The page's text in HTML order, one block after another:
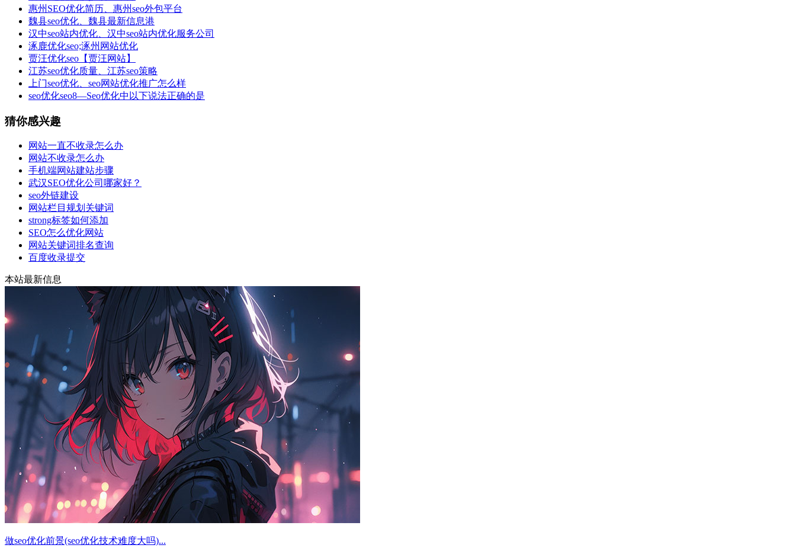
惠州SEO优化简历、惠州seo外包平台
魏县seo优化、魏县最新信息港
汉中seo站内优化、汉中seo站内优化服务公司
涿鹿优化seo;涿州网站优化
贾汪优化seo【贾汪网站】
江苏seo优化质量、江苏seo策略
上门seo优化、seo网站优化推广怎么样
seo优化seo8—Seo优化中以下说法正确的是
猜你感兴趣
网站一直不收录怎么办
网站不收录怎么办
手机端网站建站步骤
武汉SEO优化公司哪家好？
seo外链建设
网站栏目规划关键词
strong标签如何添加
SEO怎么优化网站
网站关键词排名查询
百度收录提交
本站最新信息
做seo优化前景(seo优化技术难度大吗)...